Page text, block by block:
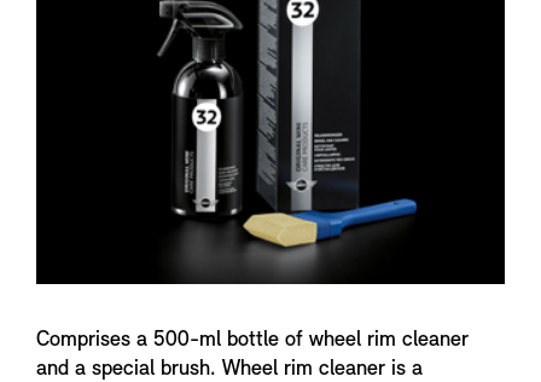
Comprises a 500-ml bottle of wheel rim cleaner
and a special brush. Wheel rim cleaner is a